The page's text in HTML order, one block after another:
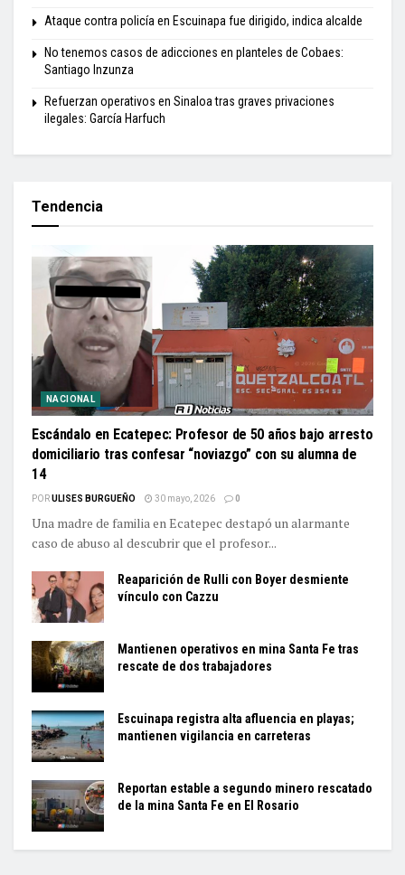
Ataque contra policía en Escuinapa fue dirigido, indica alcalde
No tenemos casos de adicciones en planteles de Cobaes:
Santiago Inzunza
Refuerzan operativos en Sinaloa tras graves privaciones
ilegales: García Harfuch
Tendencia
NACIONAL
Escándalo en Ecatepec: Profesor de 50 años bajo arresto
domiciliario tras confesar “noviazgo” con su alumna de
14
PORULISES BURGUEÑO 30 mayo, 2026 0
Una madre de familia en Ecatepec destapó un alarmante
caso de abuso al descubrir que el profesor...
Reaparición de Rulli con Boyer desmiente
vínculo con Cazzu
Mantienen operativos en mina Santa Fe tras
rescate de dos trabajadores
Escuinapa registra alta afluencia en playas;
mantienen vigilancia en carreteras
Reportan estable a segundo minero rescatado
de la mina Santa Fe en El Rosario